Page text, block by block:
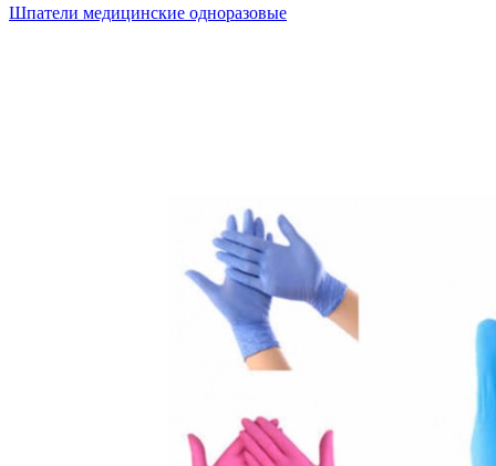
Шпатели медицинские одноразовые